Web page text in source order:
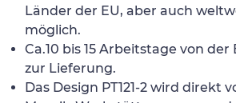
Länder der EU, aber auch
möglich.
Ca.10 bis 15 Arbeitstage von
zur Lieferung.
Das Design PT121-2 wird direkt